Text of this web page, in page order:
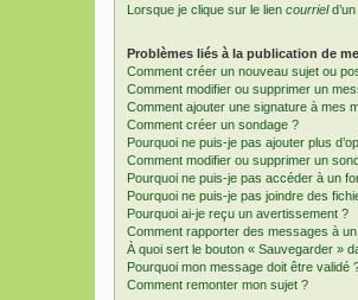
Lorsque je clique sur le lien courriel
Problèmes liés à la publication de
Comment créer un nouveau sujet ou
Comment modifier ou supprimer un
Comment ajouter une signature à mes
Comment créer un sondage ?
Pourquoi ne puis-je pas ajouter plus
Comment modifier ou supprimer un
Pourquoi ne puis-je pas accéder à un
Pourquoi ne puis-je pas joindre des
Pourquoi ai-je reçu un avertissement ?
Comment rapporter des messages à
À quoi sert le bouton « Sauvegarder »
Pourquoi mon message doit être validé
Comment remonter mon sujet ?